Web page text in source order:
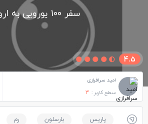
سفر 100 یورویی به اروپا
4.5
امید سرافرازی
سطح کاربر : 3
پاریس بارسلون رم